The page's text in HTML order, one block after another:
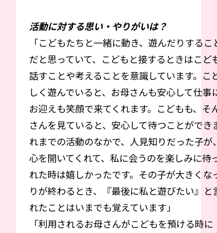
活動に対する思い・やりがいは？
「こどもたちと一緒に動き、遊んだりするこ
だと思っていて、 こどもと接するときはこど
話すことや考えることを意識しています。こ
しく遊んでいると、お母さんも安心して仕事
お迎えも笑顔で来てくれます。こどもも、そ
さんを見ていると、安心して待つことができ
れまでの活動のなかで、人見知りだった子が
心を開いてくれて、私に会うのを楽しみに待
れた時は嬉しかったです。その子が大きくな
りが終わるとき、『最後に私と遊びたい』と
れたことはいまでも覚えています」
「利用されるお母さんがこどもを預ける時